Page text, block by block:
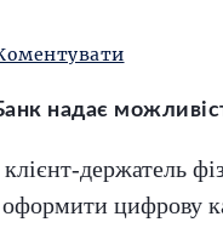
надає
держатель
цифрову